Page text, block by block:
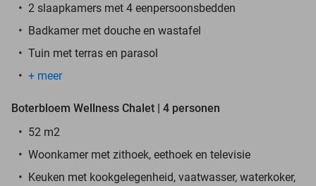
2 slaapkamers met 4 eenpersoonsbedden
Badkamer met douche en wastafel
Tuin met terras en parasol
+ meer
Boterbloem Wellness Chalet | 4 personen
52 m2
Woonkamer met zithoek, eethoek en televisie
Keuken met kookgelegenheid, vaatwasser, waterkoker,